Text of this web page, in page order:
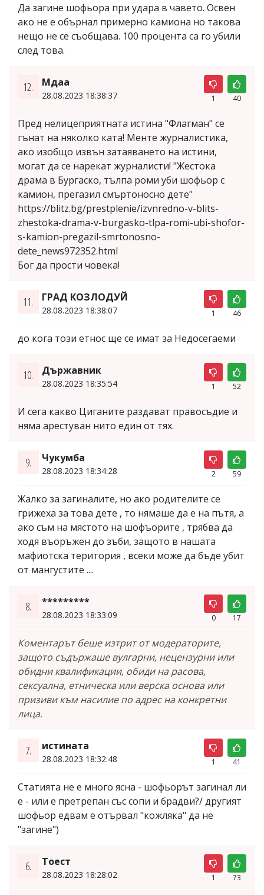
Да загине шофьора при удара в чавето. Освен
ако не е обърнал примерно камиона но такова
нещо не се съобщава. 100 процента са го убили
след това.
12. Мдаа
28.08.2023 18:38:37 1 40
Пред нелицеприятната истина "Флагман" се
гънат на няколко ката! Менте журналистика,
ако изобщо извън затаяването на истини,
могат да се нарекат журналисти! "Жестока
драма в Бургаско, тълпа роми уби шофьор с
камион, прегазил смъртоносно дете"
https://blitz.bg/prestplenie/izvnredno-v-blits-
zhestoka-drama-v-burgasko-tlpa-romi-ubi-shofor-
s-kamion-pregazil-smrtonosno-
dete_news972352.html
Бог да прости човека!
11. ГРАД КОЗЛОДУЙ
28.08.2023 18:38:07 1 46
до кога този етнос ще се имат за Недосегаеми
10. Държавник
28.08.2023 18:35:54 1 52
И сега какво Циганите раздават правосъдие и
няма арестуван нито един от тях.
9. Чукумба
28.08.2023 18:34:28 2 59
Жалко за загиналите, но ако родителите се
грижеха за това дете , то нямаше да е на пътя, а
ако съм на мястото на шофъорите , трябва да
ходя въоръжен до зъби, защото в нашата
мафиотска територия , всеки може да бъде убит
от мангустите ....
8. *********
28.08.2023 18:33:09 0 17
Коментарът беше изтрит от модераторите,
защото съдържаше вулгарни, нецензурни или
обидни квалификации, обиди на расова,
сексуална, етническа или верска основа или
призиви към насилие по адрес на конкретни
лица.
7. истината
28.08.2023 18:32:48 1 41
Статията не е много ясна - шофьорът загинал ли
е - или е претрепан със сопи и брадви?/ другият
шофьор едвам е отървал "кожляка" да не
"загине")
6. Тоест
28.08.2023 18:28:02 1 73